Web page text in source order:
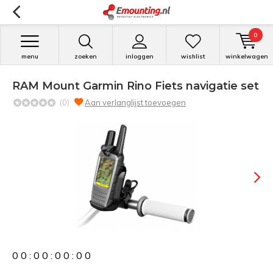
zoeken inloggen
menu wishlist winkelwagen
0
RAM Mount Garmin Rino Fiets navigatie set
(0) Aan verlanglijst toevoegen
0 0 : 0 0 : 0 0 : 0 0